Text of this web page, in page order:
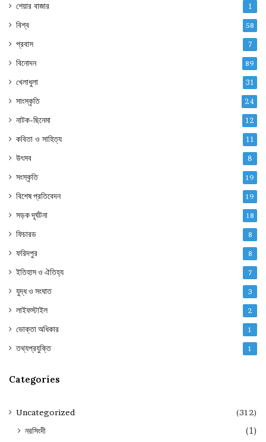
শেয়ার বাজার 1
বিশ্ব 58
প্রবাস 7
বিনোদন 89
খেলাধুলা 31
সাংস্কৃতি 24
নাটক-ছিনেমা 12
কবিতা ও সাহিত্য 11
উৎসব 8
সংস্কৃতি 19
বিশেষ প্রতিবেদন 19
সড়ক দূর্ঘটনা 18
ফিচারড 8
ফরিদপুর 8
ইতিহাস ও ঐতিহ্য 7
যুদ্ধ ও সংঘাত 3
লাইফস্টাইল 2
ভোক্তা অধিকার 1
তথ্যপ্রযুক্তি 1
Categories
Uncategorized (312)
নরসিংদী (1)